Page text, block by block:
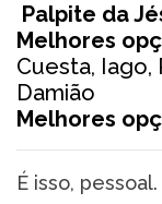
Palpite da
Melhores
Cuesta, Iago,
Damião
Melhores
É isso, pessoal.